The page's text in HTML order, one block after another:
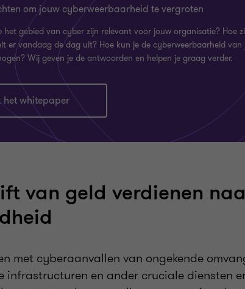
om jouw cyberweerbaarheid te vergroten
het gebied van cyber zijn relevant voor jouw organisatie? Hoe
er vandaag de dag uit? Hoe kun je de cyberweerbaarheid van
Wij geven je de antwoorden en helpen je graag verder.
het whitepaper
van geld verdienen
met cyberaanvallen van ongekende
infrastructuren en ander cruciale diensten